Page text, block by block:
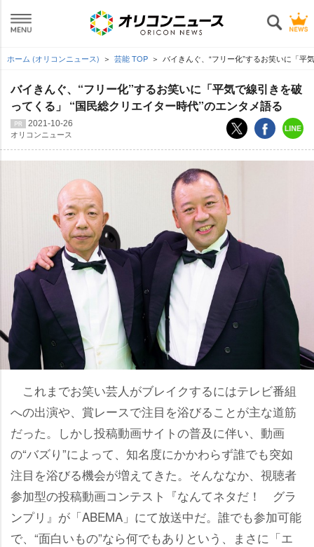
ホーム (オリコンニュース) 芸能 TOP バイきんぐ、“フリー化”するお笑いに「平
バイきんぐ、“フリー化”するお笑いに「平気で線引きを破
ってくる」 “国民総クリエイター時代”のエンタメ語る
2021-10-26
オリコンニュース
これまでお笑い芸人がブレイクするにはテレビ番組
への出演や、賞レースで注目を浴びることが主な道筋
だった。しかし投稿動画サイトの普及に伴い、動画
の“バズり”によって、知名度にかかわらず誰でも突如
注目を浴びる機会が増えてきた。そんななか、視聴者
参加型の投稿動画コンテスト『なんてネタだ！ グラ
ンプリ』が「ABEMA」にて放送中だ。誰でも参加可能
で、“面白いもの”なら何でもありという、まさに「エ